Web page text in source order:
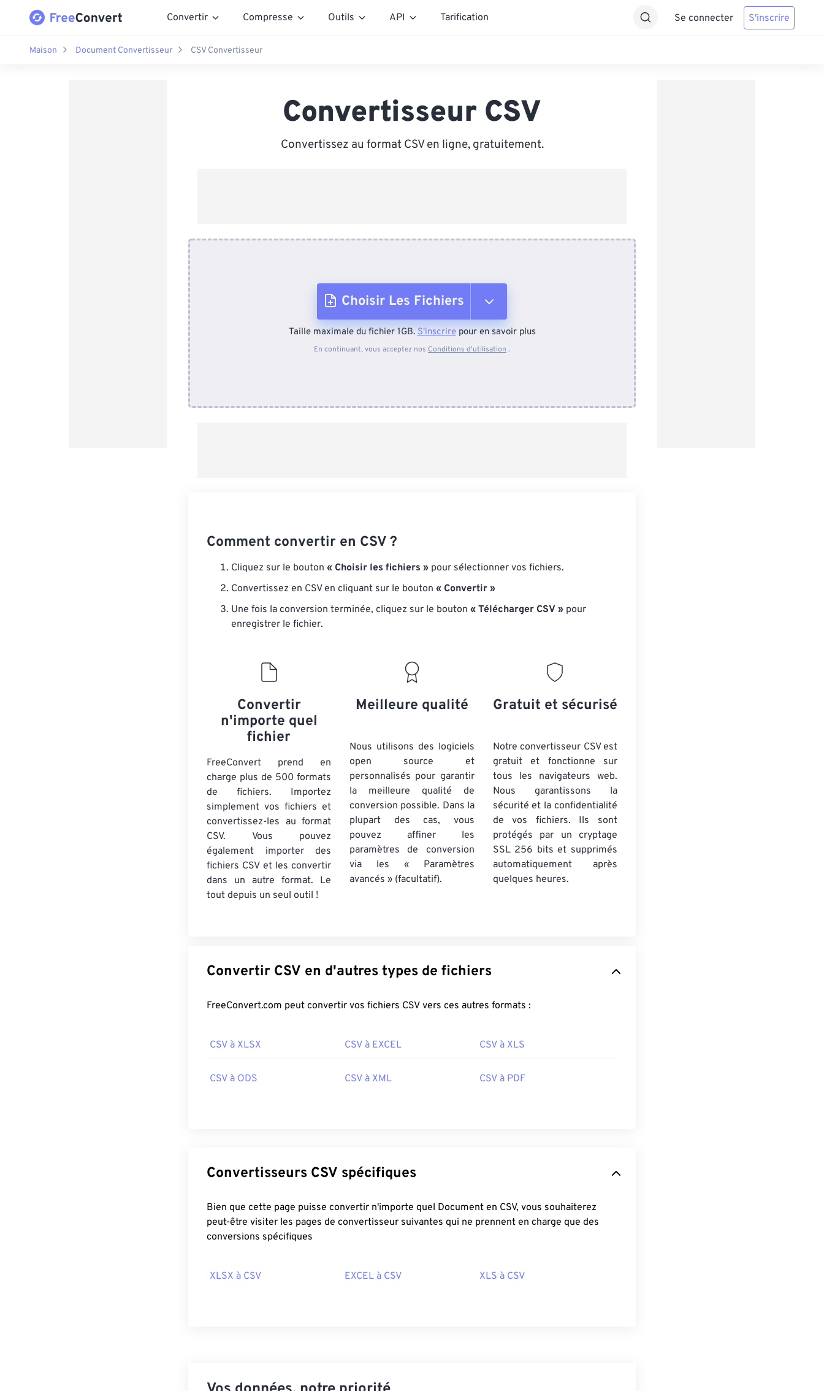
Convertir Compresse Outils API Tarification Se connecter S'inscrire
Maison Document Convertisseur CSV Convertisseur
Convertisseur CSV
Convertissez au format CSV en ligne, gratuitement.
Choisir Les Fichiers
Depuis l'appareil
Taille maximale du fichier 1GB.S'inscrirepour en savoir plus
En continuant, vous acceptez nos Conditions d'utilisation .
Comment convertir en CSV ?
Cliquez sur le bouton « Choisir les fichiers » pour sélectionner vos fichiers.
Convertissez en CSV en cliquant sur le bouton « Convertir »
Une fois la conversion terminée, cliquez sur le bouton « Télécharger CSV » pour
enregistrer le fichier.
Convertir
n'importe quel
fichier
FreeConvert prend en
charge plus de 500 formats
de fichiers. Importez
simplement vos fichiers et
convertissez-les au format
CSV. Vous pouvez
également importer des
fichiers CSV et les convertir
dans un autre format. Le
tout depuis un seul outil !
Meilleure qualité
Nous utilisons des logiciels
open source et
personnalisés pour garantir
la meilleure qualité de
conversion possible. Dans la
plupart des cas, vous
pouvez affiner les
paramètres de conversion
via les « Paramètres
avancés » (facultatif).
Gratuit et sécurisé
Notre convertisseur CSV est
gratuit et fonctionne sur
tous les navigateurs web.
Nous garantissons la
sécurité et la confidentialité
de vos fichiers. Ils sont
protégés par un cryptage
SSL 256 bits et supprimés
automatiquement après
quelques heures.
Convertir CSV en d'autres types de fichiers
FreeConvert.com peut convertir vos fichiers CSV vers ces autres formats :
CSV à XLSX CSV à EXCEL CSV à XLS
CSV à ODS CSV à XML CSV à PDF
Convertisseurs CSV spécifiques
Bien que cette page puisse convertir n'importe quel Document en CSV, vous souhaiterez
peut-être visiter les pages de convertisseur suivantes qui ne prennent en charge que des
conversions spécifiques
XLSX à CSV EXCEL à CSV XLS à CSV